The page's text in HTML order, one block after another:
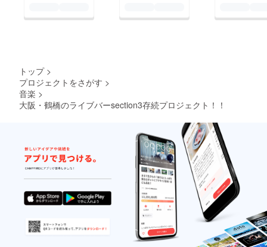
トップ >
プロジェクトをさがす >
音楽 >
大阪・鶴橋のライブバーsection3存続プロジェクト！！